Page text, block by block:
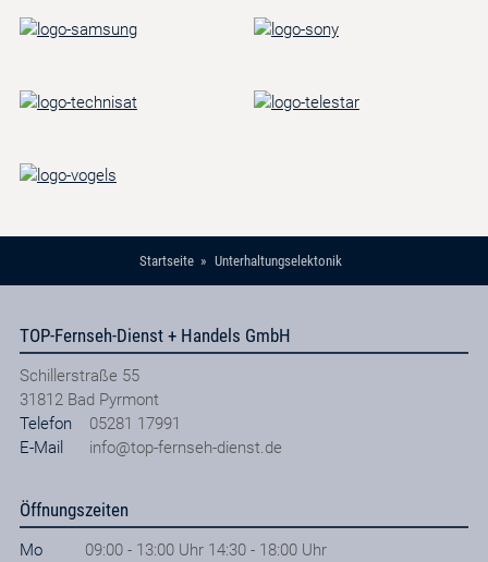
Startseite Unterhaltungselektonik
TOP-Fernseh-Dienst + Handels GmbH
Schillerstraße 55
31812 Bad Pyrmont
Telefon
05281 17991
E-Mail
info@top-fernseh-dienst.de
Öffnungszeiten
Mo
09:00 - 13:00 Uhr 14:30 - 18:00 Uhr